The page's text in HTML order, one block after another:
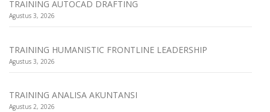
TRAINING AUTOCAD DRAFTING
Agustus 3, 2026
TRAINING HUMANISTIC FRONTLINE LEADERSHIP
Agustus 3, 2026
TRAINING ANALISA AKUNTANSI
Agustus 2, 2026